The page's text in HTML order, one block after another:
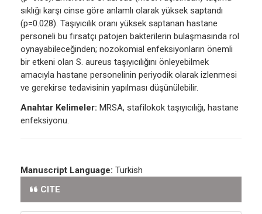
sıklığı karşı cinse göre anlamlı olarak yüksek saptandı
(p=0.028). Taşıyıcılık oranı yüksek saptanan hastane
personeli bu fırsatçı patojen bakterilerin bulaşmasında rol
oynayabileceğinden; nozokomial enfeksiyonların önemli
bir etkeni olan S. aureus taşıyıcılığını önleyebilmek
amacıyla hastane personelinin periyodik olarak izlenmesi
ve gerekirse tedavisinin yapılması düşünülebilir.
Anahtar Kelimeler: MRSA, stafilokok taşıyıcılığı, hastane
enfeksiyonu.
Manuscript Language: Turkish
CITE